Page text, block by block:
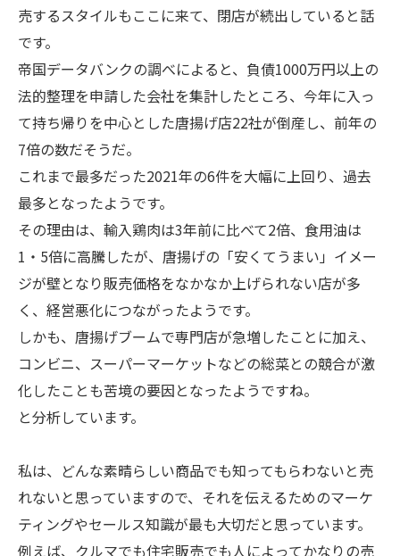
売するスタイルもここに来て、閉店が続出していると話
です。
帝国データバンクの調べによると、負債1000万円以上の
法的整理を申請した会社を集計したところ、今年に入っ
て持ち帰りを中心とした唐揚げ店22社が倒産し、前年の
7倍の数だそうだ。
これまで最多だった2021年の6件を大幅に上回り、過去
最多となったようです。
その理由は、輸入鶏肉は3年前に比べて2倍、食用油は
1・5倍に高騰したが、唐揚げの「安くてうまい」イメー
ジが壁となり販売価格をなかなか上げられない店が多
く、経営悪化につながったようです。
しかも、唐揚げブームで専門店が急増したことに加え、
コンビニ、スーパーマーケットなどの総菜との競合が激
化したことも苦境の要因となったようですね。
と分析しています。
私は、どんな素晴らしい商品でも知ってもらわないと売
れないと思っていますので、それを伝えるためのマーケ
ティングやセールス知識が最も大切だと思っています。
例えば、クルマでも住宅販売でも人によってかなりの売